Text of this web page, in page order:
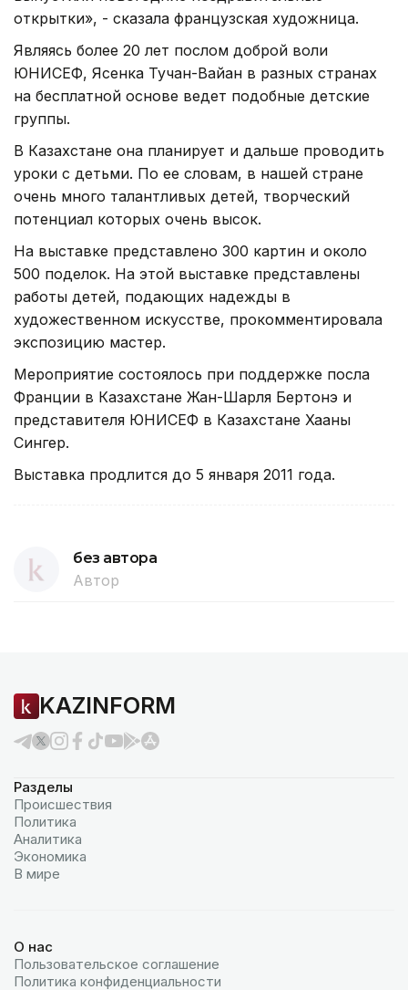
открытки», - сказала французская художница.
Являясь более 20 лет послом доброй воли
ЮНИСЕФ, Ясенка Тучан-Вайан в разных странах
на бесплатной основе ведет подобные детские
группы.
В Казахстане она планирует и дальше проводить
уроки с детьми. По ее словам, в нашей стране
очень много талантливых детей, творческий
потенциал которых очень высок.
На выставке представлено 300 картин и около
500 поделок. На этой выставке представлены
работы детей, подающих надежды в
художественном искусстве, прокомментировала
экспозицию мастер.
Мероприятие состоялось при поддержке посла
Франции в Казахстане Жан-Шарля Бертонэ и
представителя ЮНИСЕФ в Казахстане Хааны
Сингер.
Выставка продлится до 5 января 2011 года.
без автора
Автор
KAZINFORM
Разделы
Происшествия
Политика
Аналитика
Экономика
В мире
О нас
Пользовательское соглашение
Политика конфиденциальности